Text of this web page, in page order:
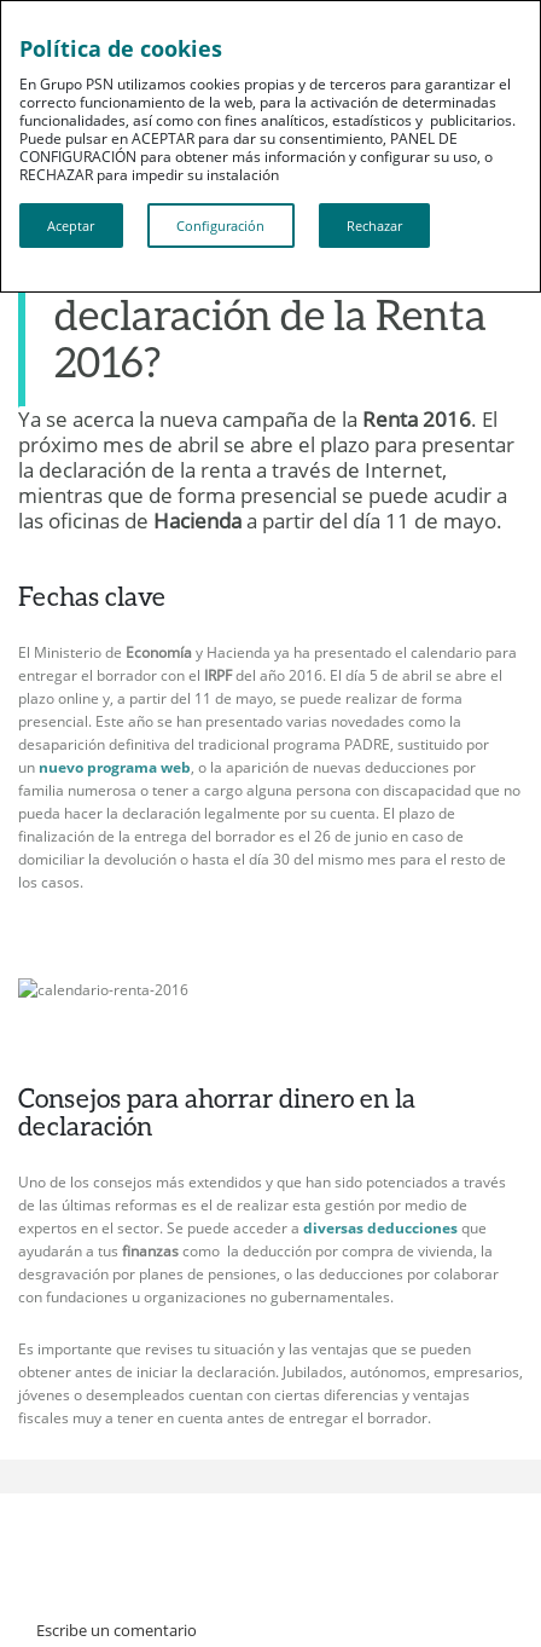
Ahorro
¿Conoces el calendario
declaración de la Renta
2016?
07 de marzo de 2017
Publicado por: GRUPO PSN
Ya se acerca la nueva campaña de la Renta 2016. El
próximo mes de abril se abre el plazo para presentar
la declaración de la renta a través de Internet,
mientras que de forma presencial se puede acudir a
las oficinas de Haciendaa partir del día 11 de mayo.
Fechas clave
El Ministerio de Economíay Hacienda ya ha presentado el calendario para
entregar el borrador con el IRPFdel año 2016. El día 5 de abril se abre el
plazo online y, a partir del 11 de mayo, se puede realizar de forma
presencial. Este año se han presentado varias novedades como la
desaparición definitiva del tradicional programa PADRE, sustituido por
un nuevo programa web, o la aparición de nuevas deducciones por
familia numerosa o tener a cargo alguna persona con discapacidad que no
pueda hacer la declaración legalmente por su cuenta. El plazo de
finalización de la entrega del borrador es el 26 de junio en caso de
domiciliar la devolución o hasta el día 30 del mismo mes para el resto de
los casos.
Consejos para ahorrar dinero en la
declaración
Uno de los consejos más extendidos y que han sido potenciados a través
de las últimas reformas es el de realizar esta gestión por medio de
expertos en el sector. Se puede acceder a diversas deduccionesque
ayudarán a tus finanzascomo la deducción por compra de vivienda, la
desgravación por planes de pensiones, o las deducciones por colaborar
con fundaciones u organizaciones no gubernamentales.
Es importante que revises tu situación y las ventajas que se pueden
obtener antes de iniciar la declaración. Jubilados, autónomos, empresarios,
jóvenes o desempleados cuentan con ciertas diferencias y ventajas
fiscales muy a tener en cuenta antes de entregar el borrador.
Escribe un comentario
Política de cookies
En Grupo PSN utilizamos cookies propias y de terceros para garantizar el
correcto funcionamiento de la web, para la activación de determinadas
funcionalidades, así como con fines analíticos, estadísticos y publicitarios.
Puede pulsar en ACEPTAR para dar su consentimiento, PANEL DE
CONFIGURACIÓN para obtener más información y configurar su uso, o
RECHAZAR para impedir su instalación​​​​​​​
Aceptar Configuración Rechazar